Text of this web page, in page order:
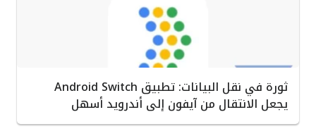
ثورة في نقل البيانات: تطبيق Android Switch
يجعل الانتقال من آيفون إلى أندرويد أسهل